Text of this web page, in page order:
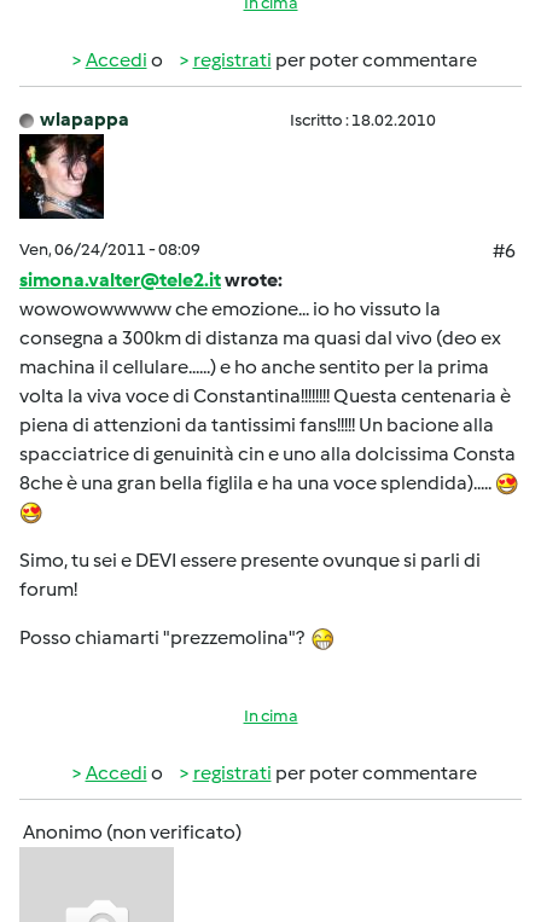
Accedi o registrati per poter commentare
wlapappa Iscritto : 18.02.2010
Ven, 06/24/2011 - 08:09
#6
simona.valter@tele2.itwrote:
wowowowwwww che emozione... io ho vissuto la
consegna a 300km di distanza ma quasi dal vivo (deo ex
machina il cellulare......) e ho anche sentito per la prima
volta la viva voce di Constantina!!!!!!!! Questa centenaria è
piena di attenzioni da tantissimi fans!!!!! Un bacione alla
spacciatrice di genuinità cin e uno alla dolcissima Consta
8che è una gran bella figlila e ha una voce splendida).....
Simo, tu sei e DEVI essere presente ovunque si parli di
forum!
Posso chiamarti "prezzemolina"?
In cima
Accedi o registrati per poter commentare
Anonimo (non verificato)